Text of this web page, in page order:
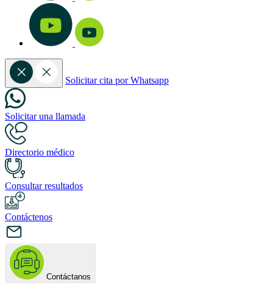
Solicitar cita por Whatsapp
Solicitar una llamada
Directorio médico
Consultar resultados
Contáctenos
Contáctanos